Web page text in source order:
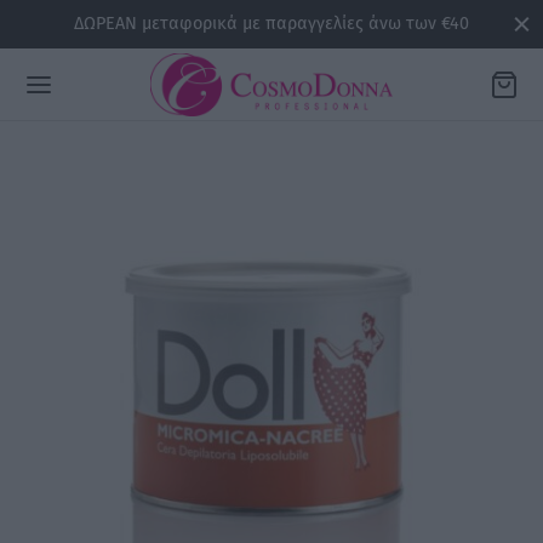
ΔΩΡΕΑΝ μεταφορικά με παραγγελίες άνω των €40